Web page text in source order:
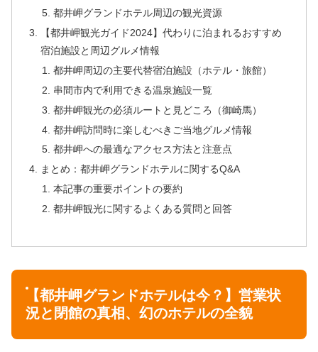
都井岬グランドホテル周辺の観光資源
【都井岬観光ガイド2024】代わりに泊まれるおすすめ
宿泊施設と周辺グルメ情報
都井岬周辺の主要代替宿泊施設（ホテル・旅館）
串間市内で利用できる温泉施設一覧
都井岬観光の必須ルートと見どころ（御崎馬）
都井岬訪問時に楽しむべきご当地グルメ情報
都井岬への最適なアクセス方法と注意点
まとめ：都井岬グランドホテルに関するQ&A
本記事の重要ポイントの要約
都井岬観光に関するよくある質問と回答
【都井岬グランドホテルは今？】営業状
況と閉館の真相、幻のホテルの全貌